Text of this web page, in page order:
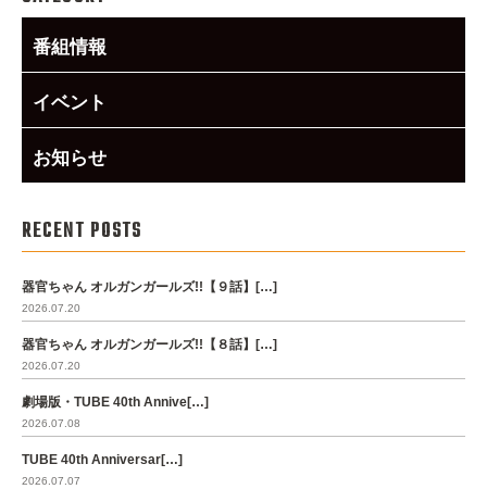
番組情報
イベント
お知らせ
RECENT POSTS
器官ちゃん オルガンガールズ!!【９話】[…]
2026.07.20
器官ちゃん オルガンガールズ!!【８話】[…]
2026.07.20
劇場版・TUBE 40th Annive[…]
2026.07.08
TUBE 40th Anniversar[…]
2026.07.07